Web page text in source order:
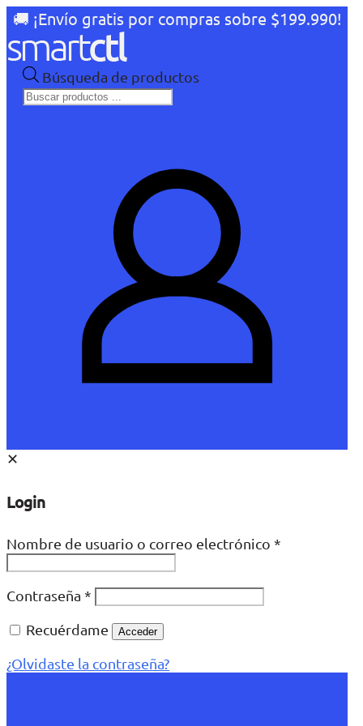
🚚 ¡Envío gratis por compras sobre $199.990!
Búsqueda de productos
✕
Login
Nombre de usuario o correo electrónico *
Contraseña *
Recuérdame
Acceder
¿Olvidaste la contraseña?